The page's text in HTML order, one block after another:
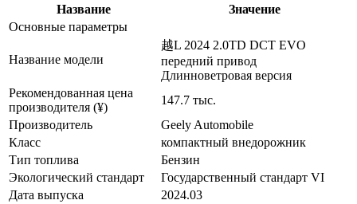
Название
Значение
Основные параметры
Название модели
越L 2024 2.0TD DCT EVO
передний привод
Длинноветровая версия
Рекомендованная цена
производителя (¥)
147.7 тыс.
Производитель
Geely Automobile
Класс
компактный внедорожник
Тип топлива
Бензин
Экологический стандарт
Государственный стандарт VI
Дата выпуска
2024.03